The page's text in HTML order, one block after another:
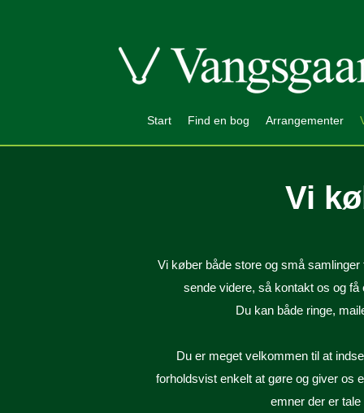
Start Find en bog Arrangementer
Vi
Vi køber både store og små
sende videre, så kontakt os og
Du kan både ringe,
Du er meget velkommen til at
forholdsvist enkelt at gøre og giver os
emner der er